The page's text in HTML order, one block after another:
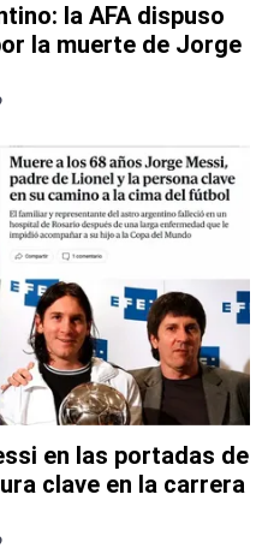
la AFA dispuso
la muerte de Jorge
en las portadas de
clave en la carrera